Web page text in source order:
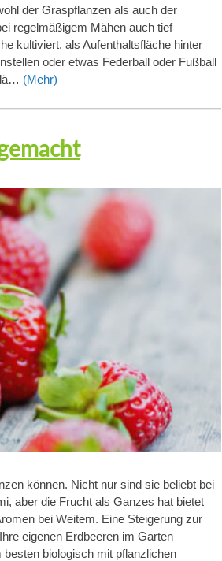
der Graspflanzen als auch der
regelmäßigem Mähen auch tief
kultiviert, als Aufenthaltsfläche hinter
oder etwas Federball oder Fußball
(Mehr)
können. Nicht nur sind sie beliebt bei
aber die Frucht als Ganzes hat bietet
bei Weitem. Eine Steigerung zur
eigenen Erdbeeren im Garten
biologisch mit pflanzlichen